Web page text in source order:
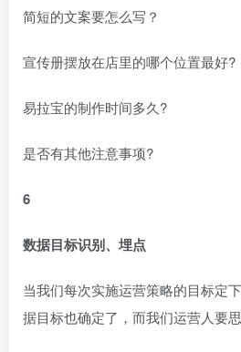
简短的文案要怎么写？
宣传册摆放在店里的哪个位置最好?
易拉宝的制作时间多久?
是否有其他注意事项?
6
数据目标识别、埋点
当我们每次实施运营策略的目标定
据目标也确定了，而我们运营人要